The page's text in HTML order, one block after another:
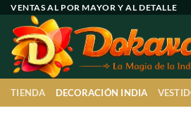
contenido
VENTAS AL POR MAYOR Y AL DETALLE
TIENDA DECORACIÓN INDIA